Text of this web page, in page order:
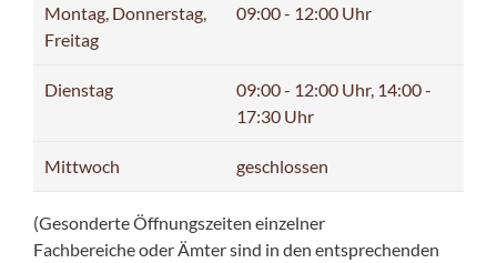
Montag, Donnerstag,
Freitag
09:00 - 12:00 Uhr
Dienstag
09:00 - 12:00 Uhr, 14:00 -
17:30 Uhr
Mittwoch geschlossen
(Gesonderte Öffnungszeiten einzelner
Fachbereiche oder Ämter sind in den entsprechenden